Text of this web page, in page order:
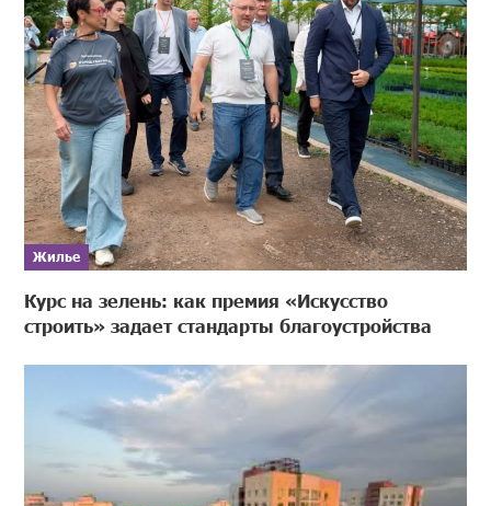
Жилье
Курс на зелень: как премия «Искусство
строить» задает стандарты благоустройства